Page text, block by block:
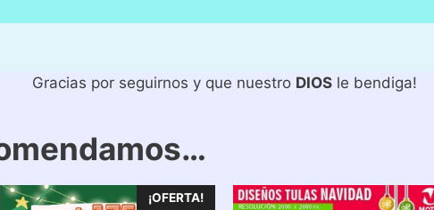
Gracias por seguirnos y que nuestro DIOSle bendiga!
¡OFERTA!